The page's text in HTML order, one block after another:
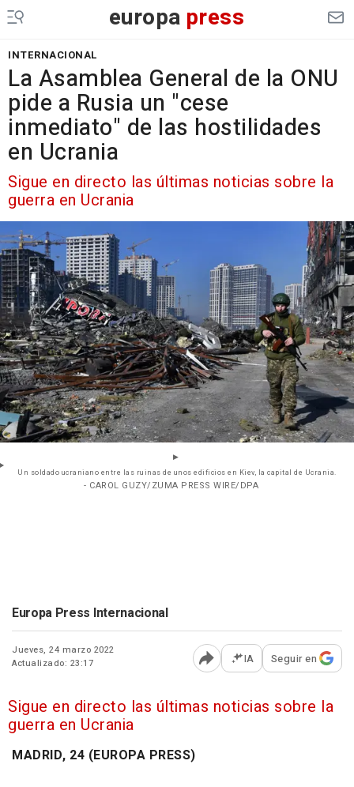
europa press
INTERNACIONAL
La Asamblea General de la ONU
pide a Rusia un "cese
inmediato" de las hostilidades
en Ucrania
Sigue en directo las últimas noticias sobre la
guerra en Ucrania
Un soldado ucraniano entre las ruinas de unos edificios en Kiev, la capital de Ucrania.
- CAROL GUZY/ZUMA PRESS WIRE/DPA
Europa Press Internacional
Jueves, 24 marzo 2022
Actualizado: 23:17
Abrir opciones para
IA Seguir en
Sigue en directo las últimas noticias sobre la
guerra en Ucrania
MADRID, 24 (EUROPA PRESS)